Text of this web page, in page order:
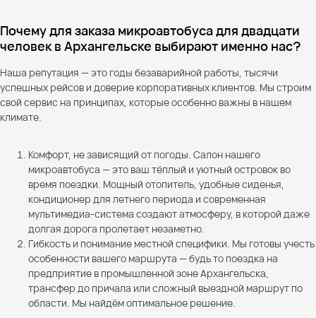
Почему для заказа микроавтобуса для двадцати
человек в Архангельске выбирают именно нас?
Наша репутация — это годы безаварийной работы, тысячи
успешных рейсов и доверие корпоративных клиентов. Мы строим
свой сервис на принципах, которые особенно важны в нашем
климате.
Комфорт, не зависящий от погоды. Салон нашего
микроавтобуса — это ваш тёплый и уютный островок во
время поездки. Мощный отопитель, удобные сиденья,
кондиционер для летнего периода и современная
мультимедиа-система создают атмосферу, в которой даже
долгая дорога пролетает незаметно.
Гибкость и понимание местной специфики. Мы готовы учесть
особенности вашего маршрута — будь то поездка на
предприятие в промышленной зоне Архангельска,
трансфер до причала или сложный выездной маршрут по
области. Мы найдём оптимальное решение.